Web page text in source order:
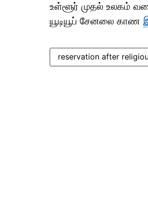
உள்ளூர் முதல் உலகம்
யூடியூப் சேனலை காண
reservation after